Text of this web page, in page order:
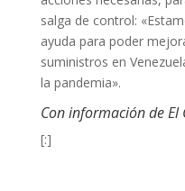
salga de control:
ayuda para poder
suministros en
la pandemia».
Con información de El
[:]